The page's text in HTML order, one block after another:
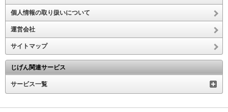
個人情報の取り扱いについて
運営会社
サイトマップ
じげん関連サービス
サービス一覧